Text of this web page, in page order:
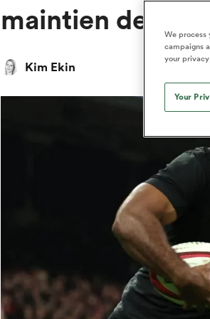
maintien de
Kim Ekin
We process
campaigns
your
Your